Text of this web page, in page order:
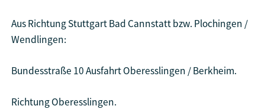
Aus Richtung Stuttgart Bad Cannstatt bzw. Plochingen /
Wendlingen:
Bundesstraße 10 Ausfahrt Oberesslingen / Berkheim.
Richtung Oberesslingen.